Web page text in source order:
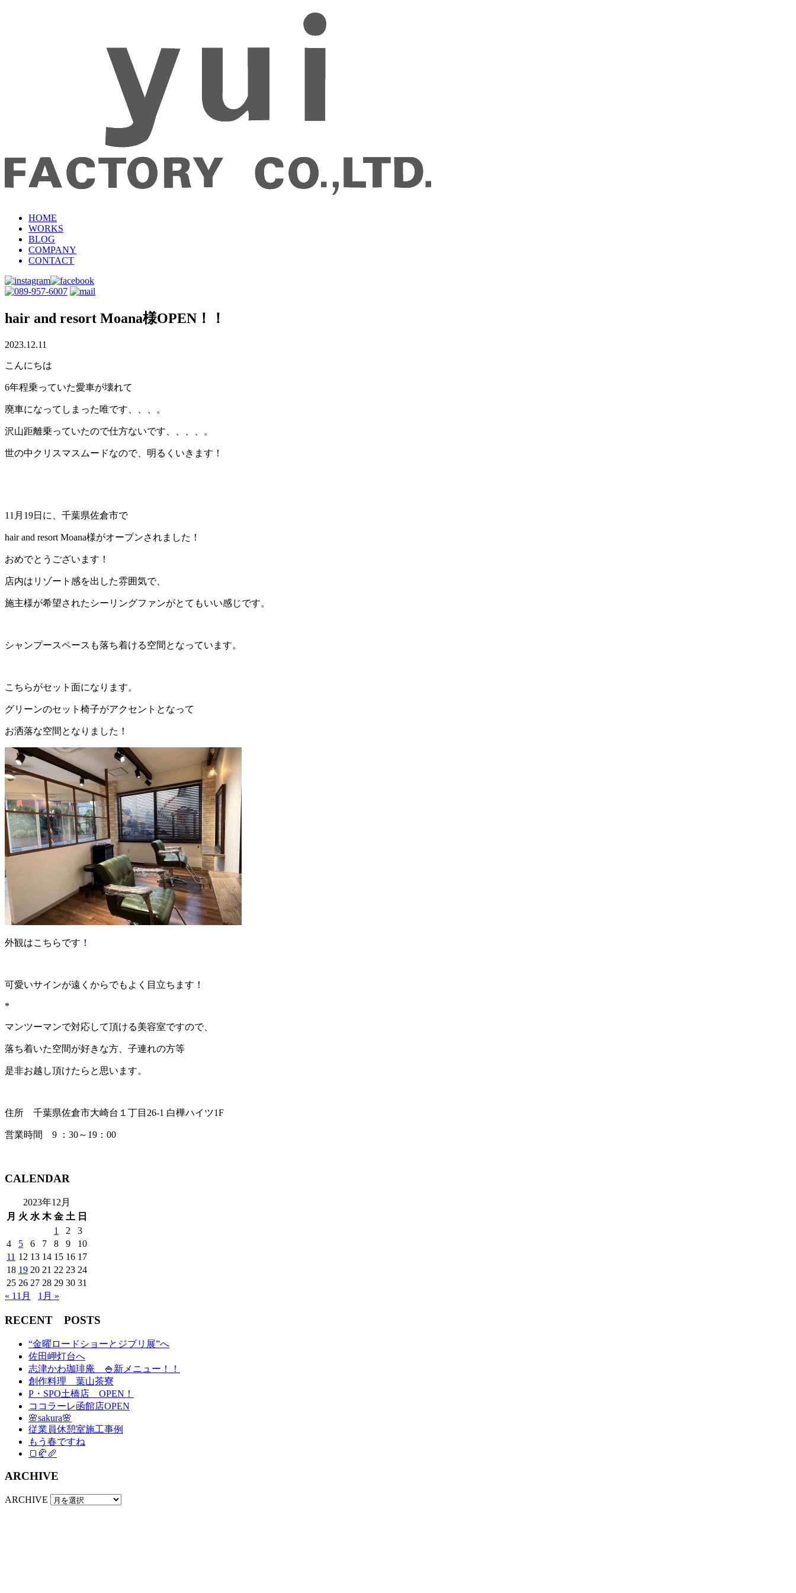
HOME
WORKS
BLOG
COMPANY
CONTACT
hair and resort Moana様OPEN！！
2023.12.11
こんにちは
6年程乗っていた愛車が壊れて
廃車になってしまった唯です、、、。
沢山距離乗っていたので仕方ないです、、、、。
世の中クリスマスムードなので、明るくいきます！
11月19日に、千葉県佐倉市で
hair and resort Moana様がオープンされました！
おめでとうございます！
店内はリゾート感を出した雰囲気で、
施主様が希望されたシーリングファンがとてもいい感じです。
シャンプースペースも落ち着ける空間となっています。
こちらがセット面になります。
グリーンのセット椅子がアクセントとなって
お洒落な空間となりました！
外観はこちらです！
可愛いサインが遠くからでもよく目立ちます！
*
マンツーマンで対応して頂ける美容室ですので、
落ち着いた空間が好きな方、子連れの方等
是非お越し頂けたらと思います。
住所 千葉県佐倉市大崎台１丁目26-1 白樺ハイツ1F
営業時間 9 ：30～19：00
CALENDAR
2023年12月
月 火 水 木 金 土 日
1
2
3
4
5 6 7 8 9
10
11 12 13 14 15 16 17
18 19 20 21 22 23 24
25 26 27 28 29 30 31
« 11月
1月 »
RECENT POSTS
“金曜ロードショーとジブリ展”へ
佐田岬灯台へ
志津かわ珈琲庵 🍚新メニュー！！
創作料理 葉山茶寮
P・SPO土橋店 OPEN！
ココラーレ函館店OPEN
🌸sakura🌸
従業員休憩室施工事例
もう春ですね
🍞🥐🥖
ARCHIVE
ARCHIVE